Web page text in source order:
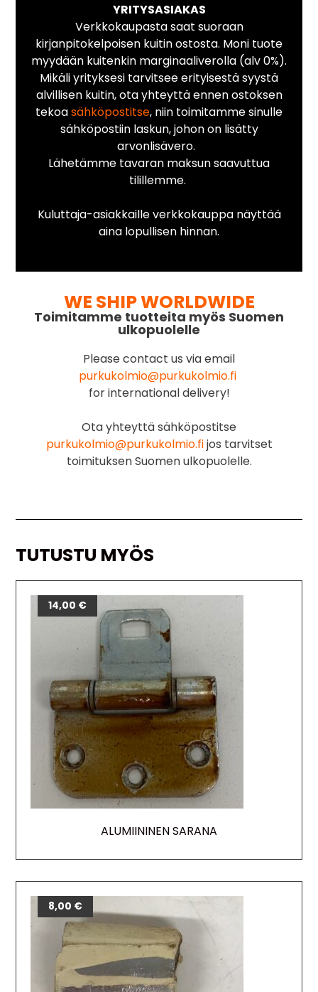
YRITYSASIAKAS
Verkkokaupasta saat suoraan
kirjanpitokelpoisen kuitin ostosta. Moni tuote
myydään kuitenkin marginaaliverolla (alv 0%).
Mikäli yrityksesi tarvitsee erityisestä syystä
alvillisen kuitin, ota yhteyttä ennen ostoksen
tekoasähköpostitse, niin toimitamme sinulle
sähköpostiin laskun, johon on lisätty
arvonlisävero.
Lähetämme tavaran maksun saavuttua
tilillemme.
Kuluttaja-asiakkaille verkkokauppa näyttää
aina lopullisen hinnan.
WE SHIP WORLDWIDE
Toimitamme tuotteita myös Suomen
ulkopuolelle
Please contact us via email
purkukolmio@purkukolmio.fi
for international delivery!
Ota yhteyttä sähköpostitse
purkukolmio@purkukolmio.fijos tarvitset
toimituksen Suomen ulkopuolelle.
TUTUSTU MYÖS
ALUMIININEN SARANA
14,00 €
8,00 €